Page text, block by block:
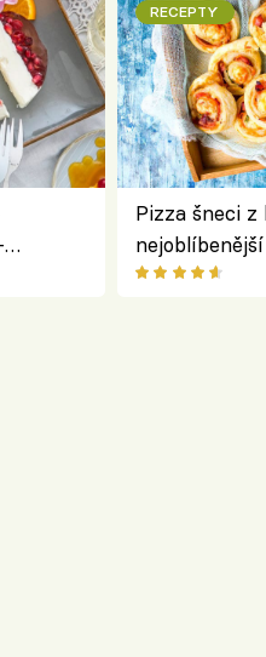
RECEPTY
Pizza šneci